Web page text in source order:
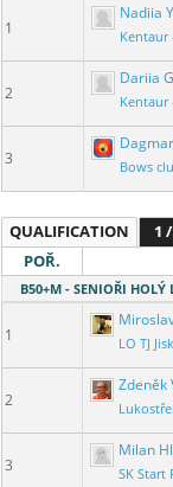
1
Nadiia
Kentaur
2
Dariia
Kentaur
3 Bows
QUALIFICATION 1
POŘ.
B50+M - SENIOŘI HOLÝ
1 LO TJ
2
Zdeněk
3
Milan
SK Start